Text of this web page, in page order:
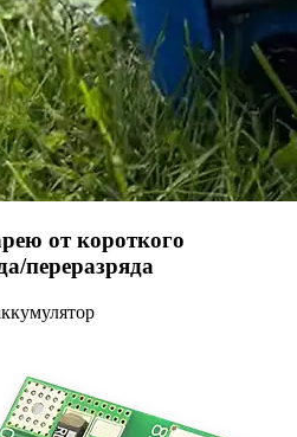
от короткого
переразряда